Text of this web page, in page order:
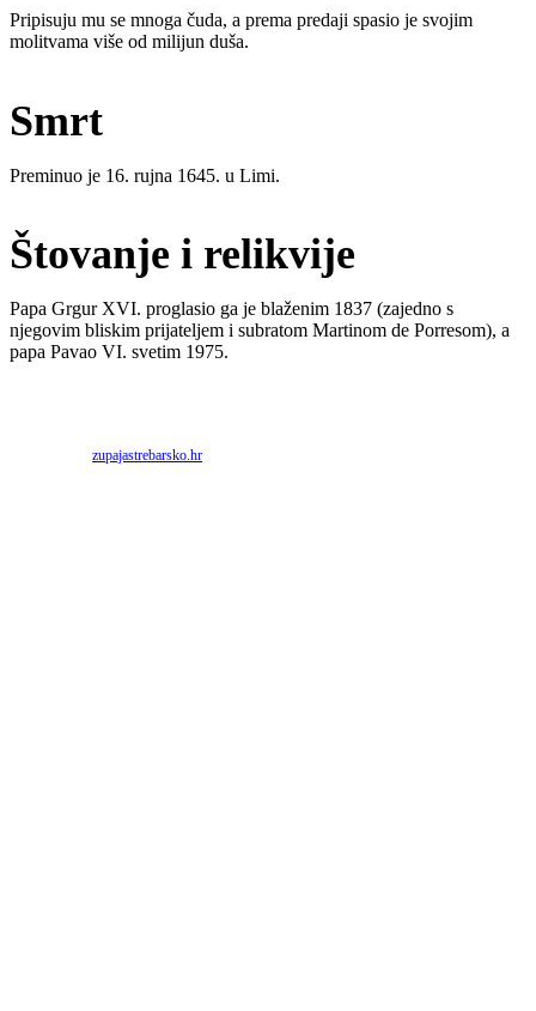
Pripisuju mu se mnoga čuda, a prema predaji spasio je svojim
molitvama više od milijun duša.
Smrt
Preminuo je 16. rujna 1645. u Limi.
Štovanje i relikvije
Papa Grgur XVI. proglasio ga je blaženim 1837 (zajedno s
njegovim bliskim prijateljem i subratom Martinom de Porresom), a
papa Pavao VI. svetim 1975.
Izvor:zupajastrebarsko.hr